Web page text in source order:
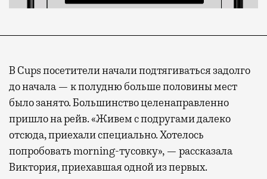
В Cups посетители начали подтягиваться задолго
до начала — к полудню больше половины мест
было занято. Большинство целенаправленно
пришло на рейв. «Живем с подругами далеко
отсюда, приехали специально. Хотелось
попробовать morning-тусовку», — рассказала
Виктория, приехавшая одной из первых.